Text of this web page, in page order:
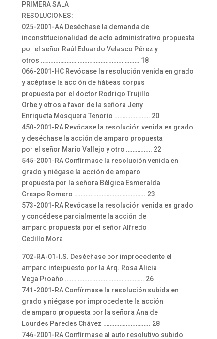
PRIMERA SALA
RESOLUCIONES:
025-2001-AA Deséchase la demanda de
inconstitucionalidad de acto administrativo propuesta
por el señor Raúl Eduardo Velasco Pérez y
otros ……………………………………………………. 18
066-2001-HC Revócase la resolución venida en grado
y acéptase la acción de hábeas corpus
propuesta por el doctor Rodrigo Trujillo
Orbe y otros a favor de la señora Jeny
Enriqueta Mosquera Tenorio …………………. 20
450-2001-RA Revócase la resolución venida en grado
y deséchase la acción de amparo propuesta
por el señor Mario Vallejo y otro ……………. 22
545-2001-RA Confírmase la resolución venida en
grado y niégase la acción de amparo
propuesta por la señora Bélgica Esmeralda
Crespo Romero …………………………………….. 23
573-2001-RA Revócase la resolución venida en grado
y concédese parcialmente la acción de
amparo propuesta por el señor Alfredo
Cedillo Mora
702-RA-01-I.S. Deséchase por improcedente el
amparo interpuesto por la Arq. Rosa Alicia
Vega Proaño …………………………………………. 26
741-2001-RA Confírmase la resolución subida en
grado y niégase por improcedente la acción
de amparo propuesta por la señora Ana de
Lourdes Paredes Chávez ……………………….. 28
746-2001-RA Confírmase al auto resolutivo subido